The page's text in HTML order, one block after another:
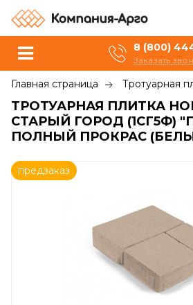
8 (800)
Заказать
Главная страница Тротуарная
ТРОТУАРНАЯ ПЛИТКА
СТАРЫЙ ГОРОД (1СГ5Ф)
ПОЛНЫЙ ПРОКРАС
предзаказ